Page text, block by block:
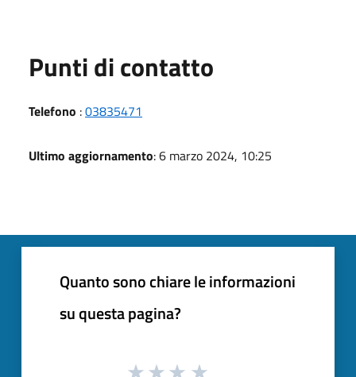
Punti di contatto
Telefono :03835471
Ultimo aggiornamento: 6 marzo 2024, 10:25
Quanto sono chiare le informazioni
su questa pagina?